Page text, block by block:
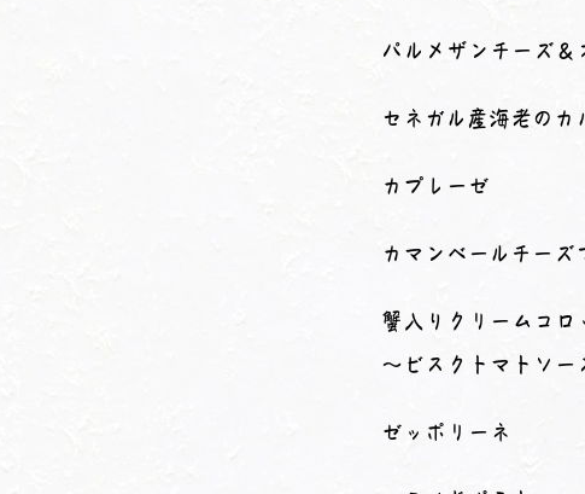
パルメザンチーズ＆
セネガル産海老のカ
カプレーゼ
カマンベールチーズ
蟹入りクリームコロ
～ビスクトマトソー
ゼッポリーネ